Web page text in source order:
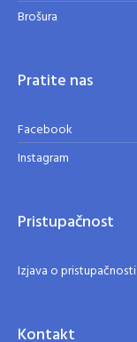
Brošura
Pratite nas
Facebook
Instagram
Pristupačnost
Izjava o pristupačnosti
Kontakt